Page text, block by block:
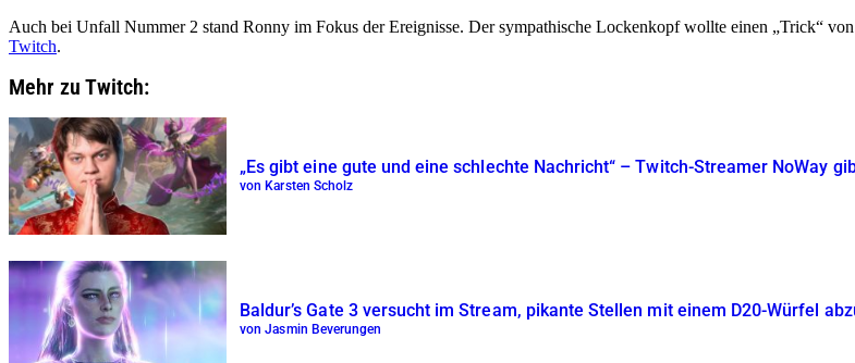
Auch bei Unfall Nummer 2 stand Ronny im Fokus der Ereignisse. Der sympathische Lockenkopf wollte einen „Trick“
Twitch.
Mehr zu Twitch:
„Es gibt eine gute und eine schlechte Nachricht“ – Twitch-Streamer NoWay
von Karsten Scholz
Baldur’s Gate 3 versucht im Stream, pikante Stellen mit einem D20-Würfel
von Jasmin Beverungen